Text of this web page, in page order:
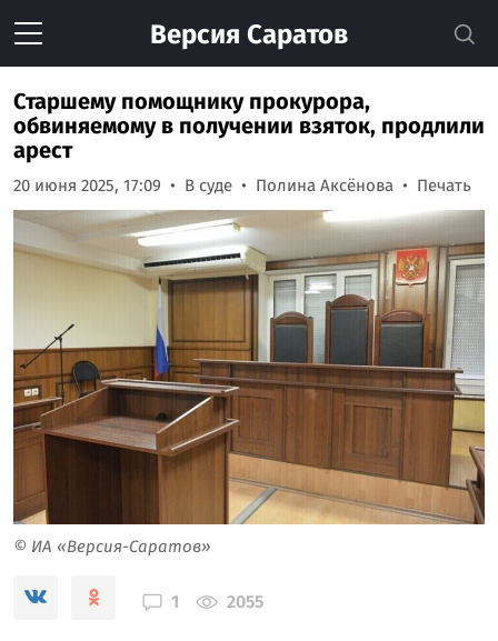
Версия Саратов
Старшему помощнику прокурора,
обвиняемому в получении взяток, продлили
арест
20 июня 2025, 17:09 В суде Полина Аксёнова Печать
© ИА «Версия-Саратов»
1 2055